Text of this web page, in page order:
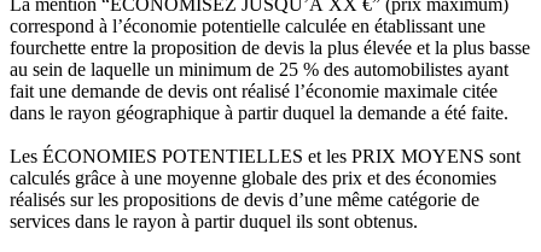
correspond à l’économie potentielle calculée en établissant une
fourchette entre la proposition de devis la plus élevée et la plus basse
au sein de laquelle un minimum de 25 % des automobilistes ayant
fait une demande de devis ont réalisé l’économie maximale citée
dans le rayon géographique à partir duquel la demande a été faite.
Les ÉCONOMIES POTENTIELLES et les PRIX MOYENS sont
calculés grâce à une moyenne globale des prix et des économies
réalisés sur les propositions de devis d’une même catégorie de
services dans le rayon à partir duquel ils sont obtenus.